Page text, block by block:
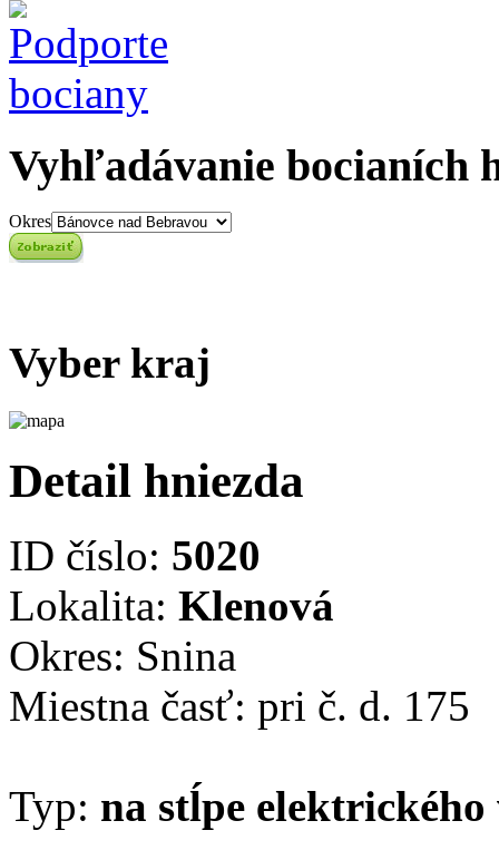
Vyhľadávanie bocianích
Okres
Vyber kraj
Detail hniezda
ID číslo: 5020
Lokalita: Klenová
Okres: Snina
Miestna časť: pri č. d. 175
Typ: na stĺpe elektrického